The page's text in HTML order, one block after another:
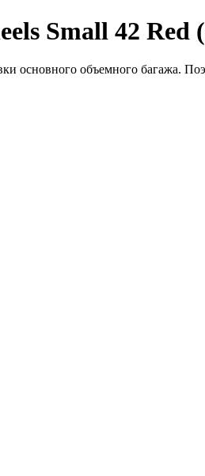
Small 42 Red
основного объемного багажа.